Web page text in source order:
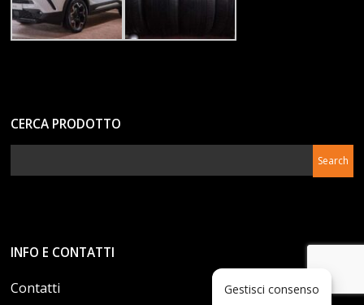
CERCA PRODOTTO
INFO E CONTATTI
Contatti Gestisci consenso